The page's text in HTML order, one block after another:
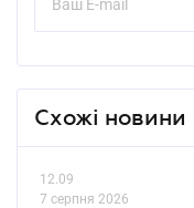
Схожі новини
12.09
7 серпня 2026